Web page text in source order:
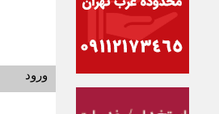
ورود